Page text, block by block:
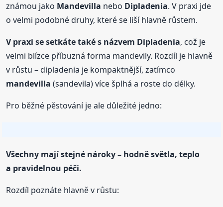
známou jako Mandevilla nebo Dipladenia. V praxi jde
o velmi podobné druhy, které se liší hlavně růstem.
V praxi se setkáte také s názvem Dipladenia, což je
velmi blízce příbuzná forma mandevily. Rozdíl je hlavně
v růstu – dipladenia je kompaktnější, zatímco
mandevilla (sandevila) více šplhá a roste do délky.
Pro běžné pěstování je ale důležité jedno:
Všechny mají stejné nároky – hodně světla, teplo
a pravidelnou péči.
Rozdíl poznáte hlavně v růstu: